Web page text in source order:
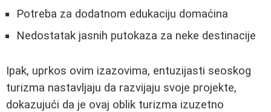
Potreba za dodatnom edukaciju domaćina
Nedostatak jasnih putokaza za neke destinacije
Ipak, uprkos ovim izazovima, entuzijasti seoskog
turizma nastavljaju da razvijaju svoje projekte,
dokazujući da je ovaj oblik turizma izuzetno